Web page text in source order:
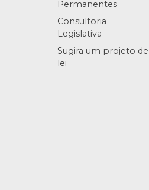
Permanentes
Consultoria
Legislativa
Sugira um projeto de
lei